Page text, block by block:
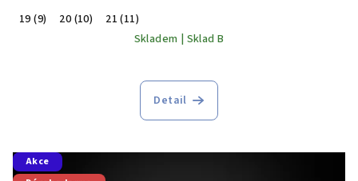
19 (9)
20 (10)
21 (11)
Skladem | Sklad B
Detail
Akce